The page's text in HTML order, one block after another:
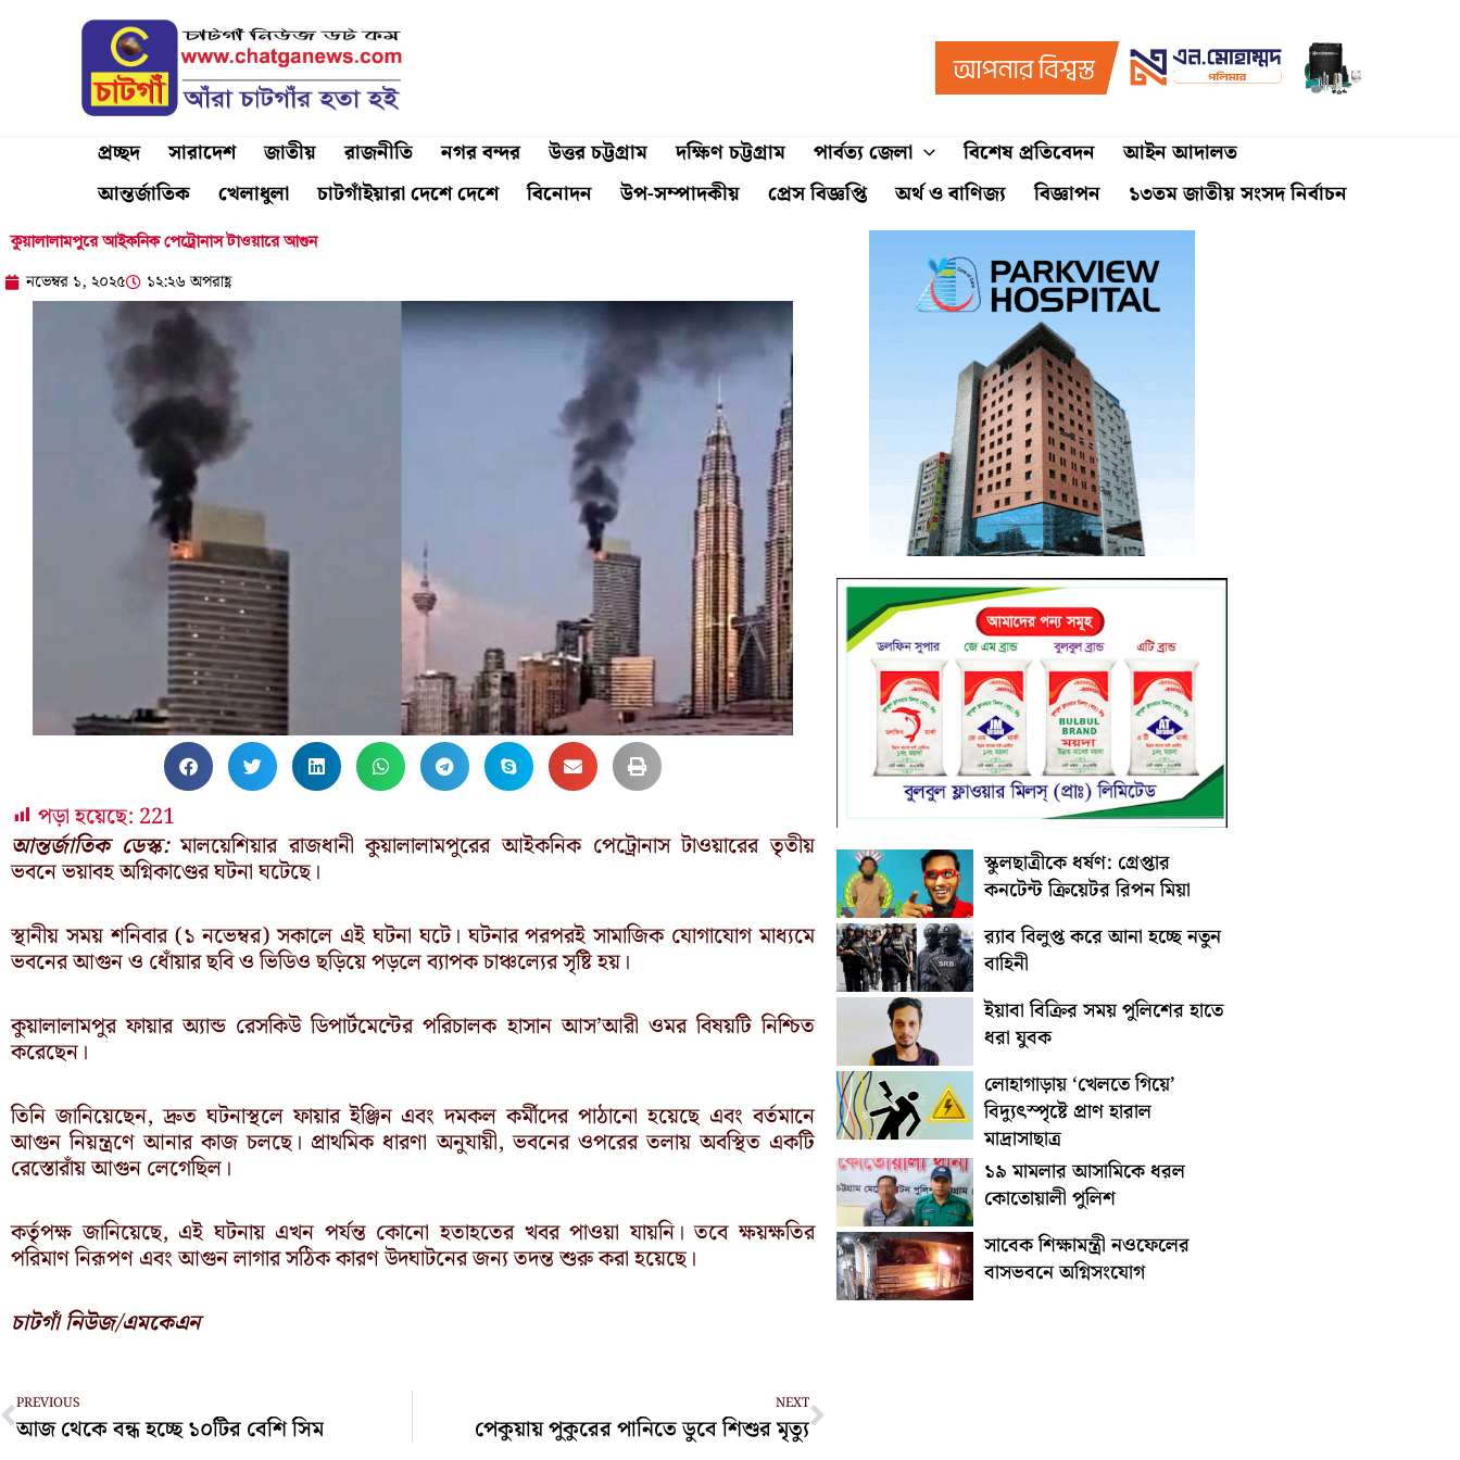
প্রচ্ছদ সারাদেশ জাতীয় রাজনীতি নগর বন্দর উত্তর চট্টগ্রাম দক্ষিণ চট্টগ্রাম পার্বত্য জেলা বিশেষ প্রতিবেদন
আইন আদালত
আন্তর্জাতিক
খেলাধুলা চাটগাঁইয়ারা দেশে দেশে বিনোদন উপ-সম্পাদকীয় প্রেস বিজ্ঞপ্তি অর্থ ও বাণিজ্য বিজ্ঞাপন ১৩তম জাতীয় সংসদ নির্বাচন
কুয়ালালামপুরে আইকনিক পেট্রোনাস টাওয়ারে আগুন
নভেম্বর ১, ২০২৫ ১২:২৬ অপরাহ্ণ
পড়া হয়েছে: 221
আন্তর্জাতিক ডেস্ক:মালয়েশিয়ার রাজধানী কুয়ালালামপুরের আইকনিক পেট্রোনাস টাওয়ারের তৃতীয়
ভবনে ভয়াবহ অগ্নিকাণ্ডের ঘটনা ঘটেছে।
স্থানীয় সময় শনিবার (১ নভেম্বর) সকালে এই ঘটনা ঘটে। ঘটনার পরপরই সামাজিক যোগাযোগ মাধ্যমে
ভবনের আগুন ও ধোঁয়ার ছবি ও ভিডিও ছড়িয়ে পড়লে ব্যাপক চাঞ্চল্যের সৃষ্টি হয়।
কুয়ালালামপুর ফায়ার অ্যান্ড রেসকিউ ডিপার্টমেন্টের পরিচালক হাসান আস’আরী ওমর বিষয়টি নিশ্চিত
করেছেন।
তিনি জানিয়েছেন, দ্রুত ঘটনাস্থলে ফায়ার ইঞ্জিন এবং দমকল কর্মীদের পাঠানো হয়েছে এবং বর্তমানে
আগুন নিয়ন্ত্রণে আনার কাজ চলছে। প্রাথমিক ধারণা অনুযায়ী, ভবনের ওপরের তলায় অবস্থিত একটি
রেস্তোরাঁয় আগুন লেগেছিল।
কর্তৃপক্ষ জানিয়েছে, এই ঘটনায় এখন পর্যন্ত কোনো হতাহতের খবর পাওয়া যায়নি। তবে ক্ষয়ক্ষতির
পরিমাণ নিরূপণ এবং আগুন লাগার সঠিক কারণ উদঘাটনের জন্য তদন্ত শুরু করা হয়েছে।
চাটগাঁ নিউজ/এমকেএন
Prev
PREVIOUS
আজ থেকে বন্ধ হচ্ছে ১০টির বেশি সিম
NEXT
পেকুয়ায় পুকুরের পানিতে ডুবে শিশুর মৃত্যু
Next
স্কুলছাত্রীকে ধর্ষণ: গ্রেপ্তার
কনটেন্ট ক্রিয়েটর রিপন মিয়া
র‍্যাব বিলুপ্ত করে আনা হচ্ছে নতুন
বাহিনী
ইয়াবা বিক্রির সময় পুলিশের হাতে
ধরা যুবক
লোহাগাড়ায় ‘খেলতে গিয়ে’
বিদ্যুৎস্পৃষ্টে প্রাণ হারাল
মাদ্রাসাছাত্র
১৯ মামলার আসামিকে ধরল
কোতোয়ালী পুলিশ
সাবেক শিক্ষামন্ত্রী নওফেলের
বাসভবনে অগ্নিসংযোগ